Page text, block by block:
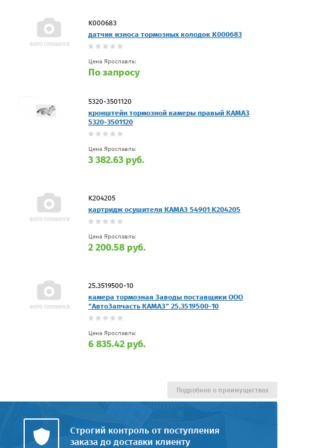
K000683
датчик износа тормозных колодок K000683
Цена Ярославль:
По запросу
5320-3501120
кронштейн тормозной камеры правый КАМАЗ
5320-3501120
Цена Ярославль:
3 382.63 руб.
K204205
картридж осушителя КАМАЗ 54901 K204205
Цена Ярославль:
2 200.58 руб.
25.3519500-10
камера тормозная Заводы поставщики ООО
"АвтоЗапчасть КАМАЗ" 25.3519500-10
Цена Ярославль:
6 835.42 руб.
Строгий контроль от поступления
заказа до доставки клиенту
Подробнее о преимуществах